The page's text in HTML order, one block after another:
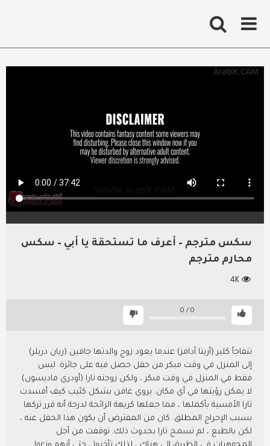
content
سكس مترجم – أعرف ما تستحقة يا أبي – سكس
محارم مترجم
0
/
0
تتفاجأ كلير (أريتا آدامز) عندما يعود زوج والدتها جافين (ريان دريلر)
إلى المنزل في وقت مبكر من حفل حصل فيه على جائزة. ليس
فقط في المنزل في وقت مبكر ، ولكن زوجته تارا (أودري ماديسون)
لا يمكن رؤيتها في أي مكان. يروي غافن بشكل كئيب كيف أفسدت
تارا الأمسية بأكملها ، مما جعلها كريهة الرائحة لدرجة أنه قرر تركها
بسبب الإحراج المطلق. كان من المفترض أن يكون هذا الحفل عنه ،
لكن بالطبع ، لم تسمح تارا بحدوث ذلك. توقفت من أجل